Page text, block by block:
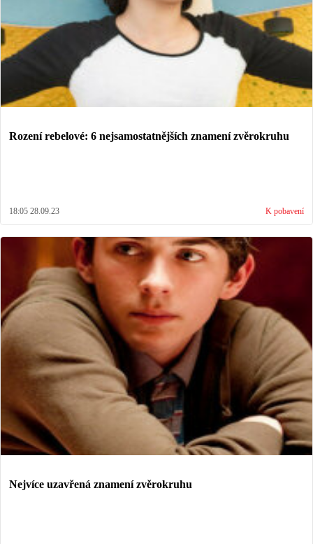
Rození rebelové: 6 nejsamostatnějších znamení zvěrokruhu
18:05 28.09.23 K pobavení
Nejvíce uzavřená znamení zvěrokruhu